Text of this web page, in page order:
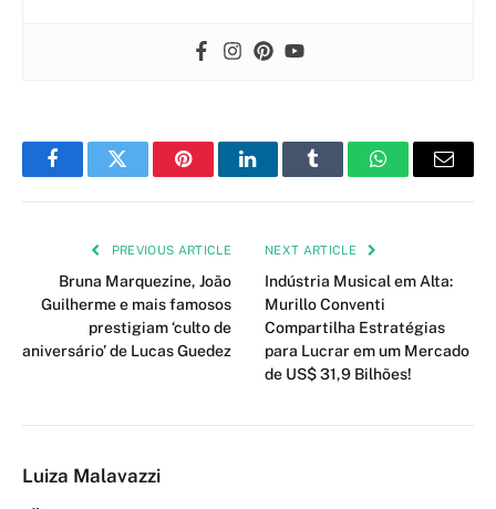
FacebookTwitter PinterestLinkedInTumblr WhatsAppEmail
PREVIOUS ARTICLE
Bruna Marquezine, João
Guilherme e mais famosos
prestigiam ‘culto de
aniversário’ de Lucas Guedez
NEXT ARTICLE
Indústria Musical em Alta:
Murillo Conventi
Compartilha Estratégias
para Lucrar em um Mercado
de US$ 31,9 Bilhões!
Luiza Malavazzi